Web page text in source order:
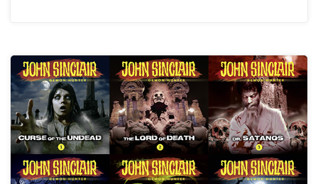
02
Tödliche
Stille,
Kapitel